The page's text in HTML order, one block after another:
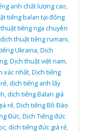
anh chất lượng cao,
tiếng balan tại đống
tiếng nga chuyên
dịch thuật tiếng rumani,
Ukraina,Dịch
,Dịch thuật việt nam,
xác nhất,Dịch tiếng
,dịch tiếng anh lấy
,dịch tiếng Balan giá
rẻ,Dịch tiếng Bồ Đào
Đức,Dịch Tiếng đức
,dịch tiếng đức giá rẻ,